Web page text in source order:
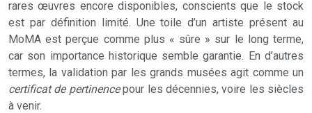
rares œuvres encore disponibles, conscients que le stock
est par définition limité. Une toile d’un artiste présent au
MoMA est perçue comme plus « sûre » sur le long terme,
car son importance historique semble garantie. En d’autres
termes, la validation par les grands musées agit comme un
certificat de pertinencepour les décennies, voire les siècles
à venir.